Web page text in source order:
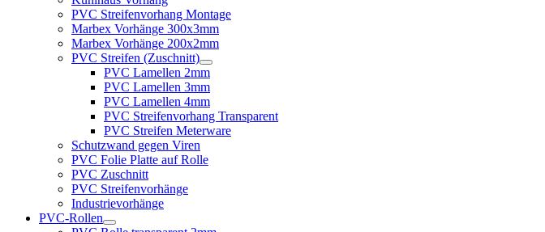
PVC Streifenvorhang Montage
Marbex Vorhänge 300x3mm
Marbex Vorhänge 200x2mm
PVC Streifen (Zuschnitt)
PVC Lamellen 2mm
PVC Lamellen 3mm
PVC Lamellen 4mm
PVC Streifenvorhang Transparent
PVC Streifen Meterware
Schutzwand gegen Viren
PVC Folie Platte auf Rolle
PVC Zuschnitt
PVC Streifenvorhänge
Industrievorhänge
PVC-Rollen